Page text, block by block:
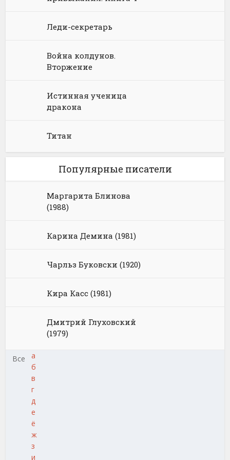
Леди-секретарь
Война колдунов.
Вторжение
Истинная ученица
дракона
Титан
Популярные писатели
Маргарита Блинова
(1988)
Карина Демина (1981)
Чарльз Буковски (1920)
Кира Касс (1981)
Дмитрий Глуховский
(1979)
Все
а
б
в
г
д
е
ё
ж
з
и